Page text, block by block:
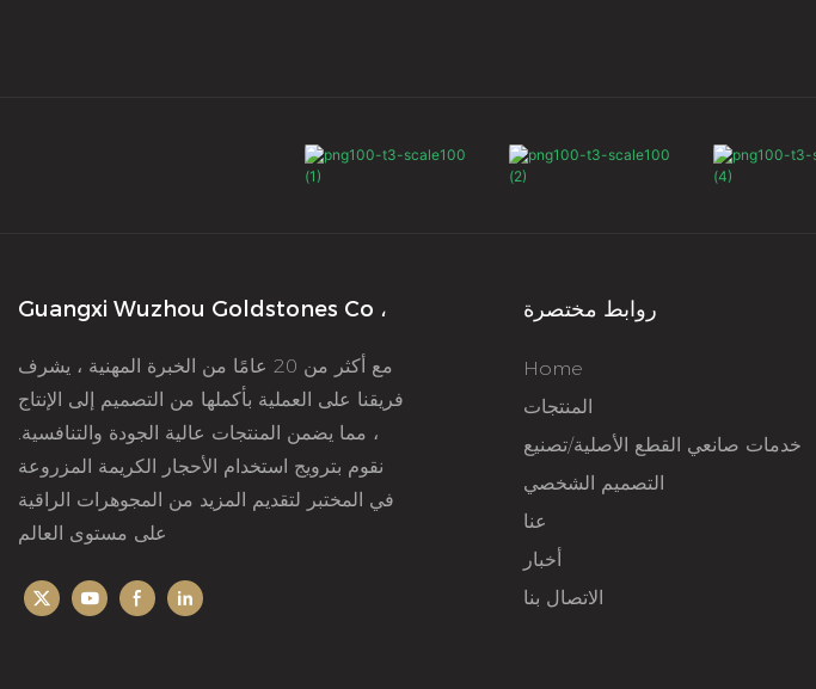
Guangxi Wuzhou Goldstones Co ،
مع أكثر من 20 عامًا من الخبرة المهنية ، يشرف
فريقنا على العملية بأكملها من التصميم إلى الإنتاج
، مما يضمن المنتجات عالية الجودة والتنافسية.
نقوم بترويج استخدام الأحجار الكريمة المزروعة
في المختبر لتقديم المزيد من المجوهرات الراقية
روابط مختصرة
Home
المنتجات
خدمات صانعي القطع الأصلية/تصنيع
التصميم الشخصي
عنا
أخبار
الاتصال بنا